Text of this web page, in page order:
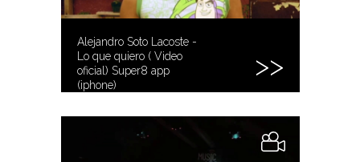
Alejandro Soto Lacoste -
Lo que quiero ( Video
oficial) Super8 app
(iphone)